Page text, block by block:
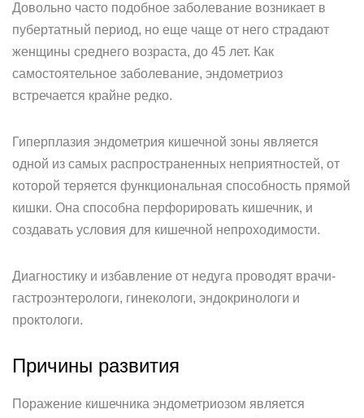
Довольно часто подобное заболевание возникает в
пубертатный период, но еще чаще от него страдают
женщины среднего возраста, до 45 лет. Как
самостоятельное заболевание, эндометриоз
встречается крайне редко.
Гиперплазия эндометрия кишечной зоны является
одной из самых распространенных неприятностей, от
которой теряется функциональная способность прямой
кишки. Она способна перфорировать кишечник, и
создавать условия для кишечной непроходимости.
Диагностику и избавление от недуга проводят врачи-
гастроэнтерологи, гинекологи, эндокринологи и
проктологи.
Причины развития
Поражение кишечника эндометриозом является